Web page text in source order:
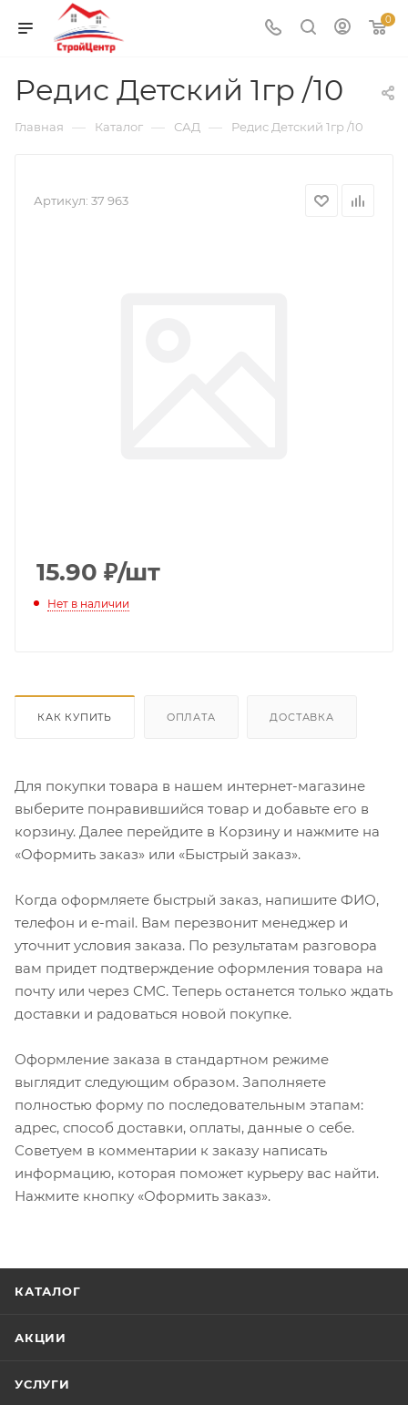
0
Редис Детский 1гр /10
Главная — Каталог — САД — Редис Детский 1гр /10
Артикул: 37 963
15.90 ₽/шт
Нет в наличии
КАК КУПИТЬ ОПЛАТА ДОСТАВКА
Для покупки товара в нашем интернет-магазине
выберите понравившийся товар и добавьте его в
корзину. Далее перейдите в Корзину и нажмите на
«Оформить заказ» или «Быстрый заказ».
Когда оформляете быстрый заказ, напишите ФИО,
телефон и e-mail. Вам перезвонит менеджер и
уточнит условия заказа. По результатам разговора
вам придет подтверждение оформления товара на
почту или через СМС. Теперь останется только ждать
доставки и радоваться новой покупке.
Оформление заказа в стандартном режиме
выглядит следующим образом. Заполняете
полностью форму по последовательным этапам:
адрес, способ доставки, оплаты, данные о себе.
Советуем в комментарии к заказу написать
информацию, которая поможет курьеру вас найти.
Нажмите кнопку «Оформить заказ».
КАТАЛОГ
АКЦИИ
УСЛУГИ